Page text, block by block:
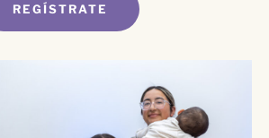
REGÍSTRATE